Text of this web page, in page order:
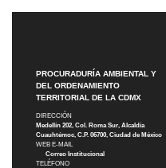
PROCURADURÍA AMBIENTAL Y
DEL ORDENAMIENTO
TERRITORIAL DE LA CDMX
DIRECCIÓN
Medellín 202, Col. Roma Sur, Alcaldía
Cuauhtémoc, C.P. 06700, Ciudad de México
WEB E-MAIL
Correo Institucional
TELÉFONO